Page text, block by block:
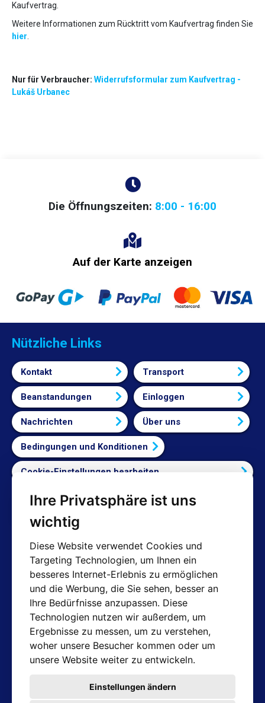
Ihre Privatsphäre ist uns
wichtig
Diese Website verwendet Cookies und
Targeting Technologien, um Ihnen ein
besseres Internet-Erlebnis zu ermöglichen
und die Werbung, die Sie sehen, besser an
Ihre Bedürfnisse anzupassen. Diese
Technologien nutzen wir außerdem, um
Ergebnisse zu messen, um zu verstehen,
woher unsere Besucher kommen oder um
unsere Website weiter zu entwickeln.
Einstellungen ändern
Kaufvertrag.
Weitere Informationen zum Rücktritt vom Kaufvertrag finden Sie
hier
Nur für Verbraucher: Widerrufsformular zum Kaufvertrag -
Lukáš Urbanec
Die Öffnungszeiten: 8:00 - 16:00
Auf der Karte anzeigen
Nützliche Links
Kontakt Transport
Beanstandungen Einloggen
Nachrichten Über uns
Bedingungen und Konditionen
Cookie-Einstellungen bearbeiten
Vertrag widerrufen
Kontakte
Shop: info@hotair.cz
+420 603 357 606 (Nur Englisch)
Mo-Fr: 7:30 – 15:00
Technische Abteilung: servis@hotair.cz
Ausgabe von Waren
(Tschechische Republik - Ostrava)